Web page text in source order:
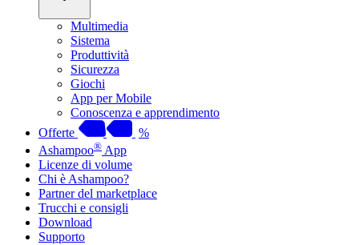
Multimedia
Sistema
Produttività
Sicurezza
Giochi
App per Mobile
Conoscenza e apprendimento
Offerte
%
Ashampoo® App
Licenze di volume
Chi è Ashampoo?
Partner del marketplace
Trucchi e consigli
Download
Supporto